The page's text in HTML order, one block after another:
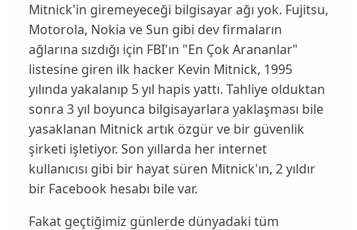
Mitnick'in giremeyeceği bilgisayar ağı yok. Fujitsu,
Motorola, Nokia veSun gibi dev firmaların
ağlarına sızdığı için FBI'ın "En Çok Arananlar"
listesine giren ilk hacker Kevin Mitnick, 1995
yılında yakalanıp 5 yıl hapis yattı. Tahliye olduktan
sonra 3 yıl boyunca bilgisayarlara yaklaşması bile
yasaklanan Mitnick artık özgür ve bir güvenlik
şirketi işletiyor. Son yıllarda her internet
kullanıcısı gibi bir hayat süren Mitnick'ın, 2 yıldır
bir Facebook hesabı bile var.
Fakat geçtiğimiz günlerde dünyadaki tüm